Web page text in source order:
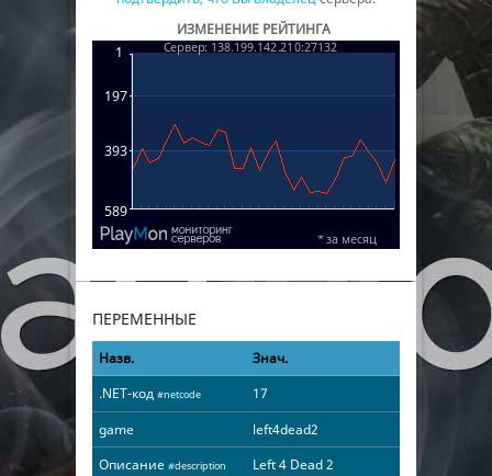
ИЗМЕНЕНИЕ РЕЙТИНГА
ПЕРЕМЕННЫЕ
Назв.
Знач.
.NET-код #netcode
17
game
left4dead2
Описание #description
Left 4 Dead 2